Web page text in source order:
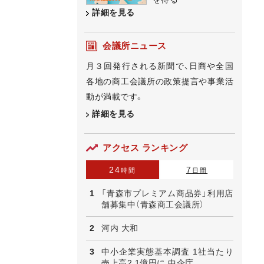
詳細を見る
会議所ニュース
月３回発行される新聞で、日商や全国
各地の商工会議所の政策提言や事業活
動が満載です。
詳細を見る
アクセス ランキング
24時間 7 日間
「青森市プレミアム商品券」利用店
舗募集中（青森商工会議所）
河内 大和
中小企業実態基本調査 1社当たり